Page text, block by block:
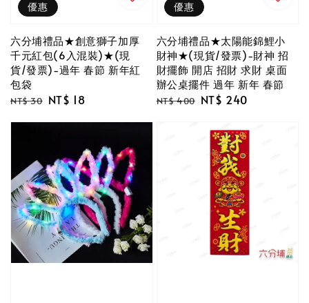
優惠
六分埔禮品★創意獅子加厚
千元紅包(6入混裝)★(現
貨/發票)-過年 春節 新年紅
包袋
Regular
NT$ 30 Sale
NT$ 18
優惠
六分埔禮品★太陽能錦鯉小
財神★(現貨/發票)-財神 招
財擺飾 開店 招財 求財 桌面
辦公桌擺件 過年 新年 春節
Regular
NT$ 400 Sale
NT$ 240